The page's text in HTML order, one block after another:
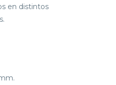
en distintos